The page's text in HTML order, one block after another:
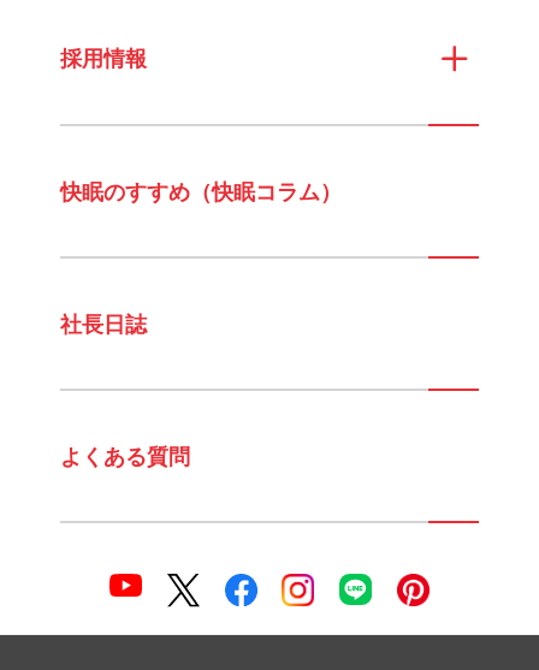
採用情報
快眠のすすめ（快眠コラム）
社長日誌
よくある質問